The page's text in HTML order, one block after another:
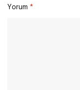
Yorum *